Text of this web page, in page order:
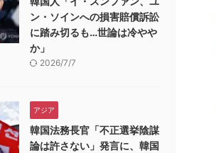
ン・ソインへの損害賠償訴訟
に踏み切るも…世論は冷やや
か」
2026/7/7
アジア
韓国法務長官「不正選挙陰謀
論は許さない」発言に、韓国